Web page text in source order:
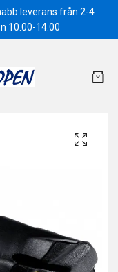
leverans från 2-4
10.00-14.00